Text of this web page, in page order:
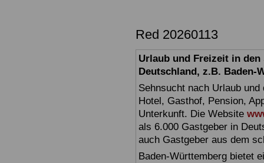
Red 20260113
Urlaub und Freizeit in
Deutschland, z.B. Baden-
Sehnsucht nach Urlaub
Hotel, Gasthof, Pension,
Unterkunft. Die Website
als 6.000 Gastgeber in
auch Gastgeber aus dem
Baden-Württemberg bietet